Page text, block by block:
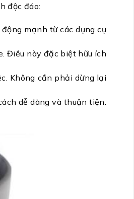
độc đáo:
mạnh từ các dụng cụ
Điều này đặc biệt hữu ích
Không cần phải dừng lại
dễ dàng và thuận tiện.